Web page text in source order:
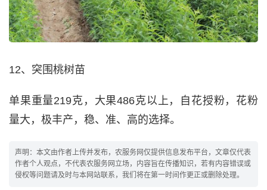
12、突围桃树苗
单果重量219克，大果486克以上，自花授粉，花粉
量大，极丰产，稳、准、高的选择。
声明：本文由作者上传并发布，农服务网仅提供信息发布平台，文章仅代表
作者个人观点，不代表农服务网立场，内容旨在传播知识，若有内容错误或
侵权等问题请及时与本网站联系，我们将在第一时间作更正或删除处理。